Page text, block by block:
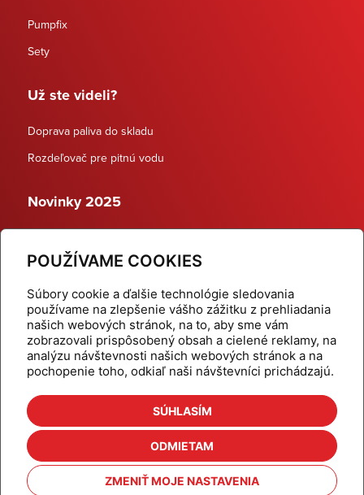
POUŽÍVAME COOKIES
Súbory cookie a ďalšie technológie sledovania
používame na zlepšenie vášho zážitku z prehliadania
našich webových stránok, na to, aby sme vám
zobrazovali prispôsobený obsah a cielené reklamy, na
analýzu návštevnosti našich webových stránok a na
pochopenie toho, odkiaľ naši návštevníci prichádzajú.
SÚHLASÍM
ODMIETAM
ZMENIŤ MOJE NASTAVENIA
Pumpfix
Sety
Už ste videli?
Doprava paliva do skladu
Rozdeľovač pre pitnú vodu
Novinky 2025
Dynamické termostatické ventily
Domov
Produkty
Aktuality
Odber šikovné tipy
Kalkulačky
Cenníky
Na stiahnutie
Referencie
Kontakt